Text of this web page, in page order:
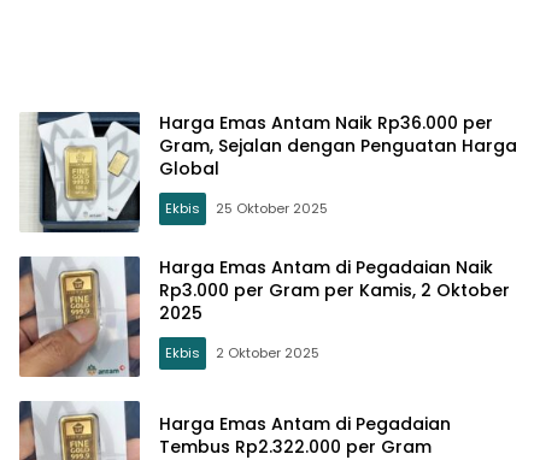
Harga Emas Antam Naik Rp36.000 per
Gram, Sejalan dengan Penguatan Harga
Global
Ekbis 25 Oktober 2025
Harga Emas Antam di Pegadaian Naik
Rp3.000 per Gram per Kamis, 2 Oktober
2025
Ekbis 2 Oktober 2025
Harga Emas Antam di Pegadaian
Tembus Rp2.322.000 per Gram